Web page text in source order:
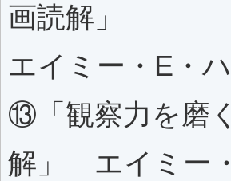
画読解」
エイミー・E・
⑬「観察力を磨
解」 エイミー